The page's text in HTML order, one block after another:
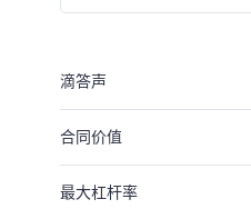
滴答声
合同价值
最大杠杆率